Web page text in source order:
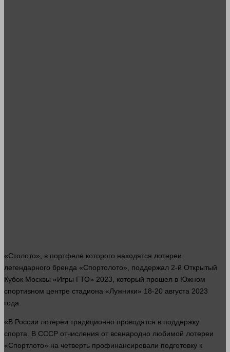
«Столото», в портфеле которого находятся лотереи
легендарного бренда «Спортолото», поддержал 2-й Открытый
Кубок Москвы «Игры ГТО» 2023, который прошел в Южном
спортивном центре стадиона «Лужники» 18-20 августа 2023
года
«В России лотереи традиционно проводятся в поддержку
спорта. В СССР отчисления от всенародно любимой лотереи
«Спортлото» на четверть профинансировали подготовку к